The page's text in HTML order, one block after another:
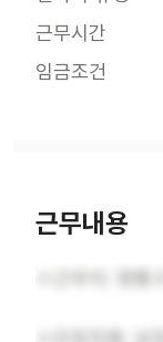
근무시간
임금조건
근무내용